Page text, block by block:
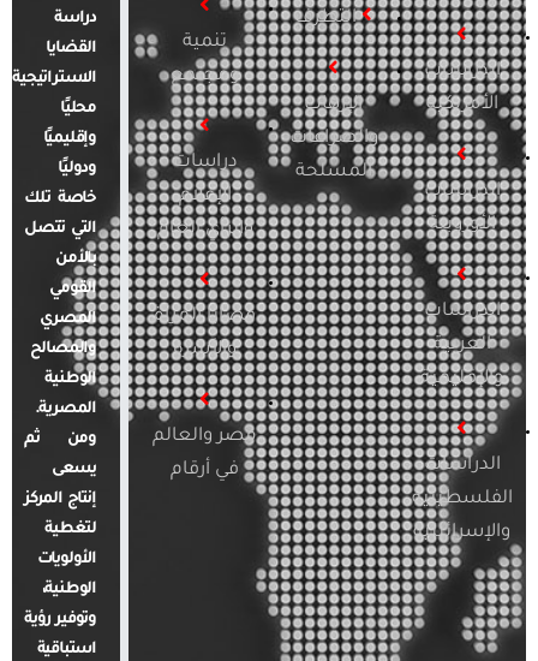
الدراسات
الأمريكية
الدراسات
الأوروبية
الدراسات
العربية
والإقليمية
الدراسات
الفلسطينية
والإسرائيلية
التطرف
الإرهاب
والصراعات
المسلحة
تنمية
ومجتمع
دراسات
الإعلام
والرأي العام
قضايا المرأة
والأسرة
مصر والعالم
في أرقام
دراسة
القضايا
الاستراتيجية
محليًا
وإقليميًا
ودوليًا
خاصة تلك
التي تتصل
بالأمن
القومي
المصري
والمصالح
الوطنية
المصرية.
ومن ثم
يسعى
إنتاج المركز
لتغطية
الأولويات
الوطنية،
وتوفير رؤية
استباقية